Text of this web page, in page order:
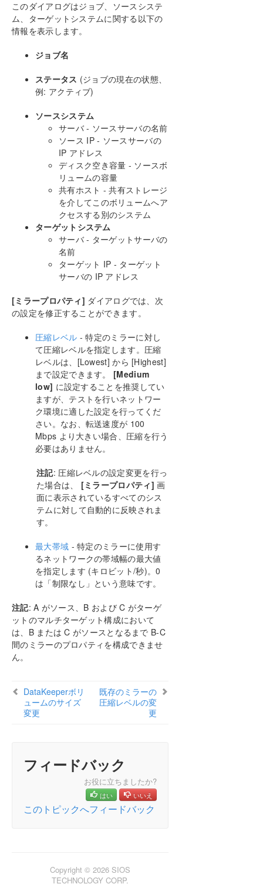
レプリケーションについて
構成
DataKeeper の管理
SIOS DataKeeper で EMCMD を使用する
ユーザガイド
入門
ミラーの設定
ジョブに関連する作業
ミラーの操作
ミラーの管理
一時停止 / ロック解除
再開 / ロック
部分再同期
中断
再同期
ミラーの削除
ターゲットの再配置
DataKeeperボリュームのサイズ変更
ミラープロパティ
既存のミラーの圧縮レベルの変更
共有ボリュームに関連する作業
ゲットと DataKeeper の使用
DataKeeper Notification Icon
AWS エフェメラルストレージ上の DataKeeper イ
ンテントログ
DataKeeper ターゲットスナップショット
SIOS DataKeeper Standard Edition を使用して
Hyper-V 仮想マシンのディザスタリカバリを行う
クラスタリング
よくある質問
トラブルシューティング
DKCE サポートマトリックス
プロダクトライフサイクル
このダイアログはジョブ、ソースシステ
ム、ターゲットシステムに関する以下の
情報を表示します。
ジョブ名
ステータス (ジョブの現在の状態、
例: アクティブ)
ソースシステム
サーバ - ソースサーバの名前
ソース IP - ソースサーバの
IP アドレス
ディスク空き容量 - ソースボ
リュームの容量
共有ホスト - 共有ストレージ
を介してこのボリュームへア
クセスする別のシステム
ターゲットシステム
サーバ - ターゲットサーバの
名前
ターゲット IP - ターゲット
サーバの IP アドレス
[ミラープロパティ] ダイアログでは、次
の設定を修正することができます。
圧縮レベル - 特定のミラーに対し
て圧縮レベルを指定します。圧縮
レベルは、[Lowest] から [Highest]
まで設定できます。 [Medium
low] に設定することを推奨してい
ますが、テストを行いネットワー
ク環境に適した設定を行ってくだ
さい。なお、転送速度が 100
Mbps より大きい場合、圧縮を行う
必要はありません。
注記: 圧縮レベルの設定変更を行っ
た場合は、 [ミラープロパティ] 画
面に表示されているすべてのシス
テムに対して自動的に反映されま
す。
最大帯域 - 特定のミラーに使用す
るネットワークの帯域幅の最大値
を指定します (キロビット/秒)。0
は「制限なし」という意味です。
注記: A がソース、B および C がターゲ
ットのマルチターゲット構成において
は、B または C がソースとなるまで B-C
間のミラーのプロパティを構成できませ
ん。
DataKeeperボリ
ュームのサイズ
変更
既存のミラーの
圧縮レベルの変
更
フィードバック
お役に立ちましたか?
はい いいえ
このトピックへフィードバック
Copyright © 2026 SIOS
TECHNOLOGY CORP.